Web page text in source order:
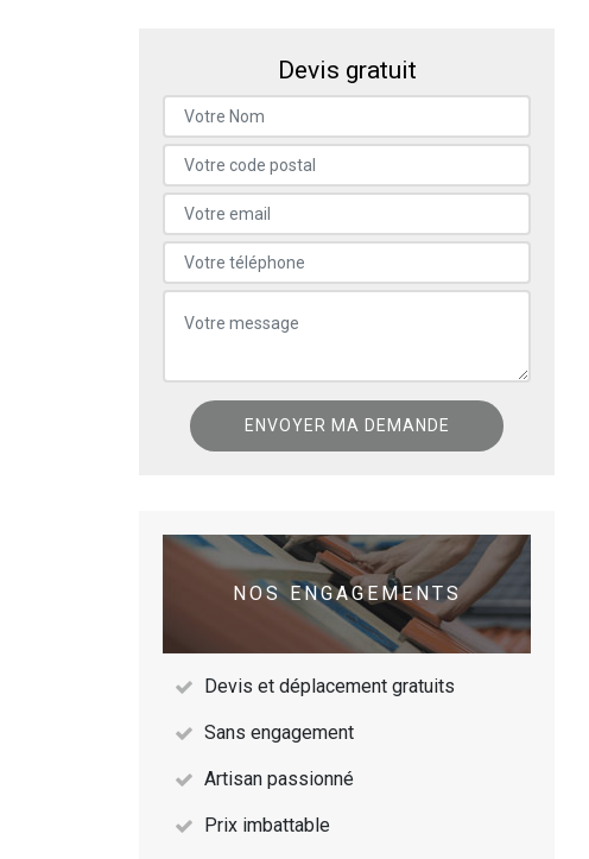
Devis gratuit
NOS ENGAGEMENTS
Devis et déplacement gratuits
Sans engagement
Artisan passionné
Prix imbattable